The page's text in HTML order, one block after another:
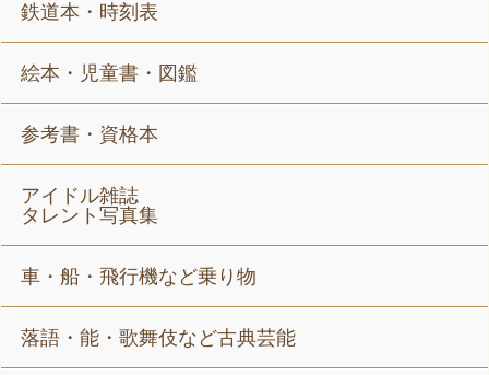
鉄道本・時刻表
絵本・児童書・図鑑
参考書・資格本
アイドル雑誌
タレント写真集
車・船・飛行機など乗り物
落語・能・歌舞伎など古典芸能